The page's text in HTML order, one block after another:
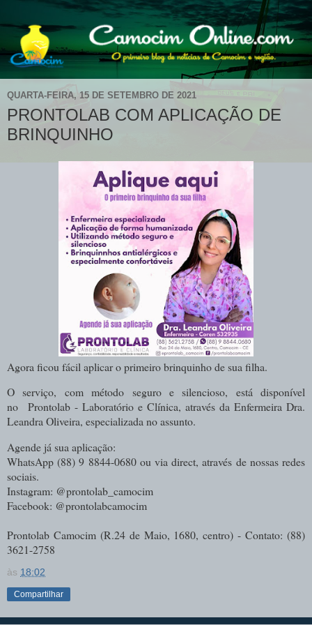
QUARTA-FEIRA, 15 DE SETEMBRO DE 2021
PRONTOLAB COM APLICAÇÃO DE
BRINQUINHO
Agora ficou fácil aplicar o primeiro brinquinho de sua filha.
O serviço, com método seguro e silencioso, está disponível
no
Prontolab - Laboratório e Clínica, através da Enfermeira Dra.
Leandra Oliveira, especializada no assunto.
Agende já sua aplicação:
WhatsApp (88) 9 8844-0680 ou via direct, através de nossas redes
sociais.
Instagram: @prontolab_camocim
Facebook: @prontolabcamocim
Prontolab Camocim (R.24 de Maio, 1680, centro) - Contato: (88)
3621-2758
às 18:02
Compartilhar